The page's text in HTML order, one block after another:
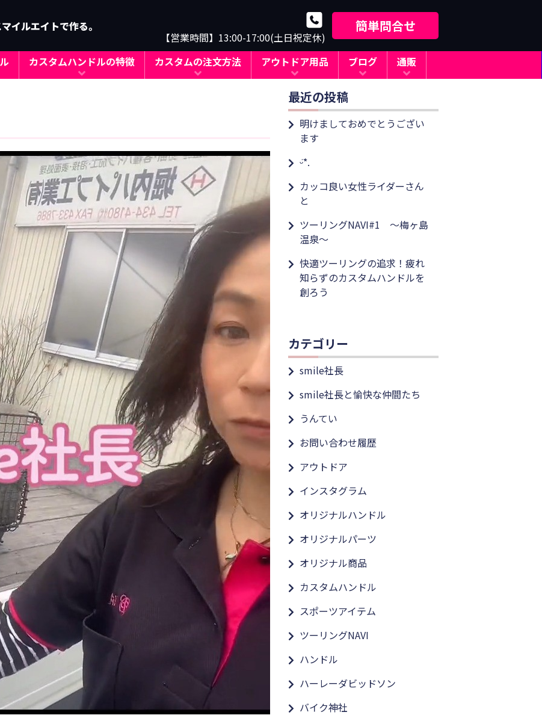
イルエイトで作る。
【営業時間】13:00-17:00(土日祝定休)
簡単問合せ
カスタムハンドルの特徴 カスタムの注文方法 アウトドア用品 ブログ 通販
最近の投稿
明けましておめでとうござい
ます
ᵕ̈*.
カッコ良い女性ライダーさん
と
ツーリングNAVI#1 ～梅ヶ島
温泉～
快適ツーリングの追求！疲れ
知らずのカスタムハンドルを
創ろう
カテゴリー
smile社長
smile社長と愉快な仲間たち
うんてい
お問い合わせ履歴
アウトドア
インスタグラム
オリジナルハンドル
オリジナルパーツ
オリジナル商品
カスタムハンドル
スポーツアイテム
ツーリングNAVI
ハンドル
ハーレーダビッドソン
バイク神社